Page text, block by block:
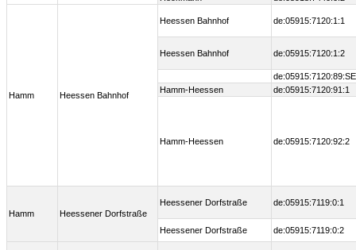
Hamm Heessen Bahnhof
Heessen Bahnhof de:05915:7120:1:1
Heessen Bahnhof de:05915:7120:1:2
Hamm-Heessen
de:05915:7120:91:1
Hamm-Heessen de:05915:7120:92:2
Hamm Heessener Dorfstraße
Heessener Dorfstraße de:05915:7119:0:1
Heessener Dorfstraße de:05915:7119:0:2